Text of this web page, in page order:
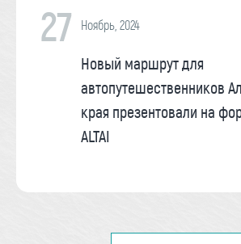
27 Ноябрь, 2024
Новый маршрут для
автопутешественников
края презентовали на
ALTAI